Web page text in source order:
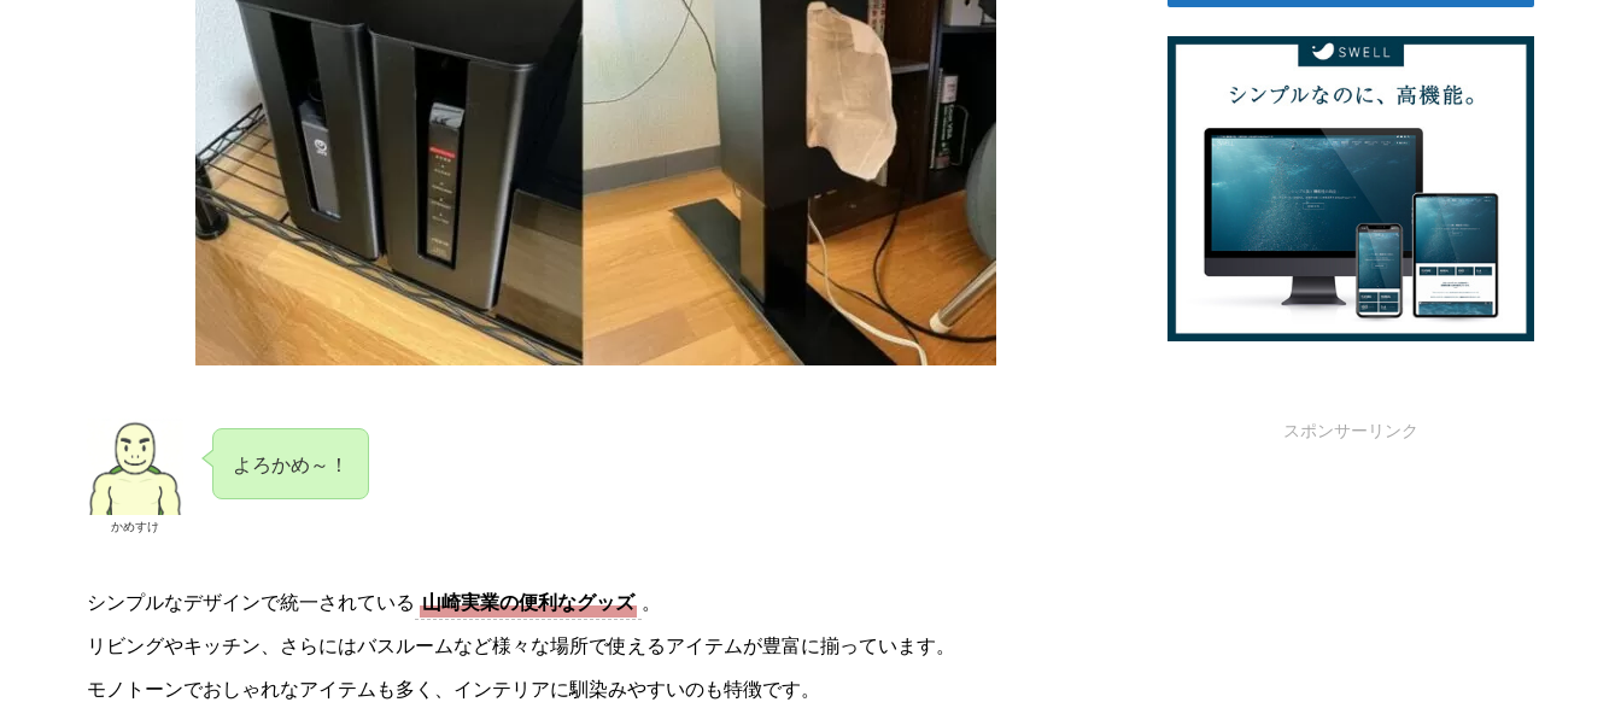
かめすけ
よろかめ～！
シンプルなデザインで統一されている 山崎実業の便利なグッズ 。
リビングやキッチン、さらにはバスルームなど様々な場所で使えるアイテムが豊富に揃っています。
モノトーンでおしゃれなアイテムも多く、インテリアに馴染みやすいのも特徴です。
スポンサーリンク